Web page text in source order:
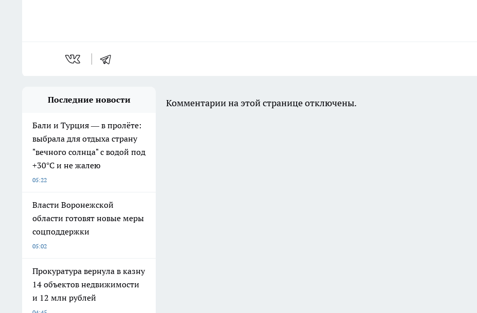
Последние новости
Бали и Турция — в пролёте:
выбрала для отдыха страну
"вечного солнца" с водой под
+30°C и не жалею
05:22
Власти Воронежской
области готовят новые меры
соцподдержки
05:02
Прокуратура вернула в казну
14 объектов недвижимости
и 12 млн рублей
Комментарии на этой странице отключены.